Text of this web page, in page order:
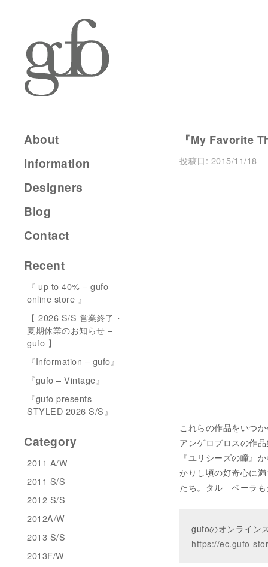
『My Favorite
投稿日: 2015/11/18
これらの作品をいつ
アンゲロプロスの作
『ユリシーズの瞳』
かりし頃の好奇心に満
たち。タル ベーラも
gufoのオンライン
https://ec.gufo-
About
Information
Designers
Blog
Contact
Recent
『 up to 40% – gufo
online store 』
【 2026 S/S 営業終了・
夏期休業のお知らせ –
gufo 】
『Information – gufo』
『gufo – Vintage』
『gufo presents
STYLED 2026 S/S』
Category
2011 A/W
2011 S/S
2012 S/S
2012A/W
2013 S/S
2013F/W